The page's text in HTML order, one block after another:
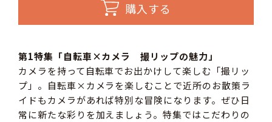
購入する
第1特集「自転車×カメラ 撮リップの魅力」
カメラを持って自転車でお出かけして楽しむ「撮リッ
プ」。自転車×カメラを楽しむことで近所のお散策ラ
イドもカメラがあれば特別な冒険になります。ぜひ日
常に新たな彩りを加えましょう。特集ではこだわりの